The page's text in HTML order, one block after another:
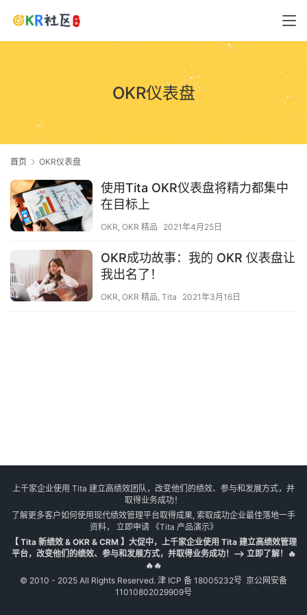
OKR仪表盘
首页 OKR仪表盘
使用Tita OKR仪表盘将精力都集中
在目标上
OKR, OKR 精品 2021年4月25日
OKR成功故事：我的 OKR 仪表盘让
我出名了！
OKR, OKR 精品, Tita 2021年3月16日
上千家企业使用 Tita 建立高绩效团队，改变他们的绩效、参与和发展方式，并
取得业务成功！
了解更多客户如何使用现代绩效管理平台取得成果, 索取成功企业最佳落地一手
资料， 立即申请《Tita 产品演示》
【 Tita 新绩效 & OKR & CRM 】大促中，上千家企业使用 Tita 建立高绩效管理
平台，改变他们的绩效、参与和发展方式，并取得业务成功！--> 立即了解！🔥
🔥🔥
© 2010 - 2025 All Rights Reserved. 津 ICP 备 18005232号 京公网安备
11010802029909号